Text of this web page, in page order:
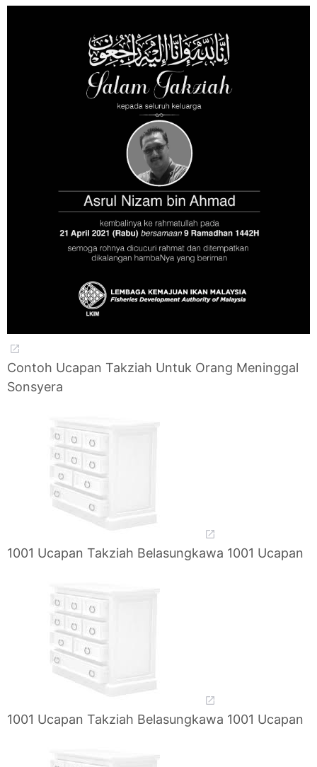
Contoh Ucapan Takziah Untuk Orang Meninggal
Sonsyera
1001 Ucapan Takziah Belasungkawa 1001 Ucapan
1001 Ucapan Takziah Belasungkawa 1001 Ucapan